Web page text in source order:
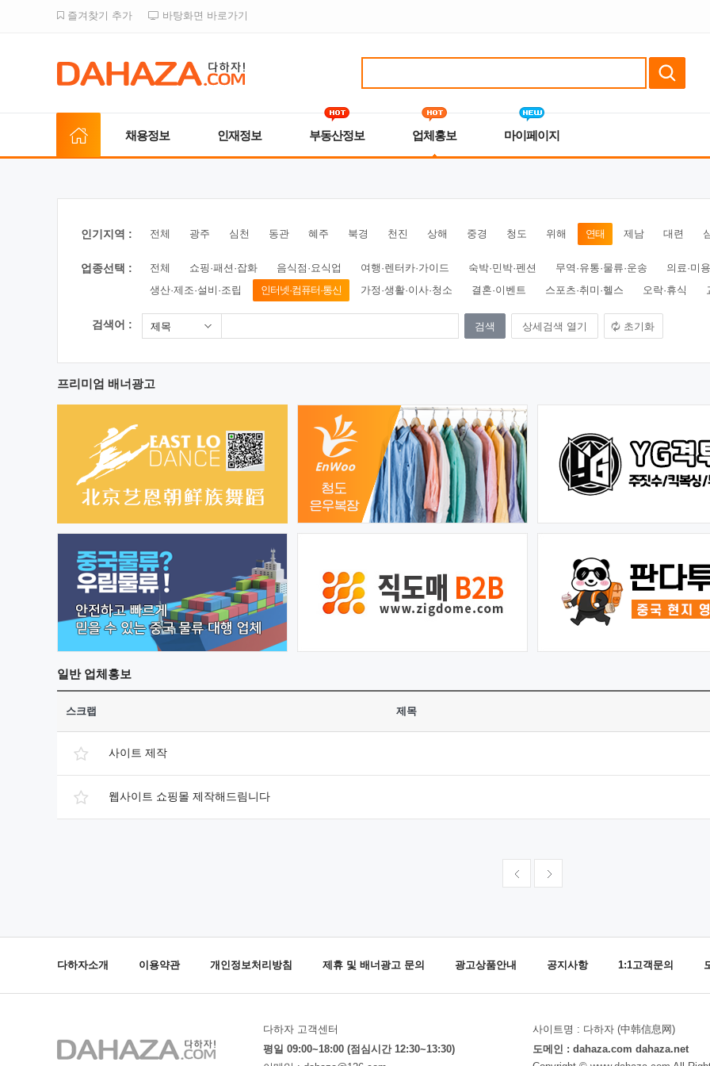
즐겨찾기 추가 바탕화면 바로가기
채용정보 인재정보 부동산정보 업체홍보 마이페이지
인기지역 : 전체 광주 심천 동관 혜주 북경 천진 상해 중경 청도 위해 연태 제남 대련
업종선택 : 전체 쇼핑·패션·잡화 음식점·요식업 여행·렌터카·가이드 숙박·민박·펜션 무역·유통·물류·운송
의료·미
생산·제조·설비·조립
인터넷·컴퓨터·통신 가정·생활·이사·청소 결혼·이벤트 스포츠·취미·헬스 오락·휴식
검색어 : 제목 상세검색 열기 초기화
프리미엄 배너광고
일반업체홍보
스크랩 제목
사이트 제작
웹사이트 쇼핑몰 제작해드림니다
다하자소개 이용약관 개인정보처리방침 제휴 및 배너광고 문의 광고상품안내 공지사항 1:1고객문의
다하자 고객센터
평일 09:00~18:00 (점심시간 12:30~13:30)
사이트명 : 다하자 (中韩信息网)
도메인 : dahaza.com dahaza.net